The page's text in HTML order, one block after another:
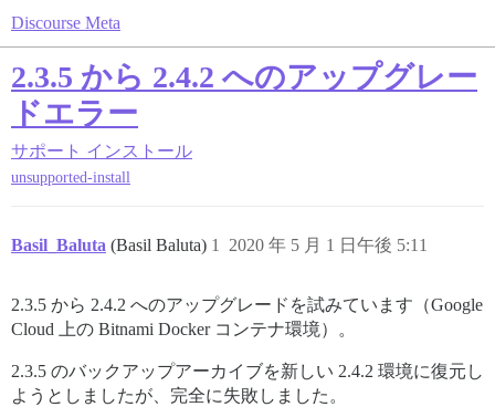
Discourse Meta
2.3.5 から 2.4.2 へのアップグレー
ドエラー
サポート インストール
unsupported-install
Basil_Baluta (Basil Baluta) 2020 年 5 月 1 日午後 5:11
1
2.3.5 から 2.4.2 へのアップグレードを試みています（Google
Cloud 上の Bitnami Docker コンテナ環境）。
2.3.5 のバックアップアーカイブを新しい 2.4.2 環境に復元し
ようとしましたが、完全に失敗しました。